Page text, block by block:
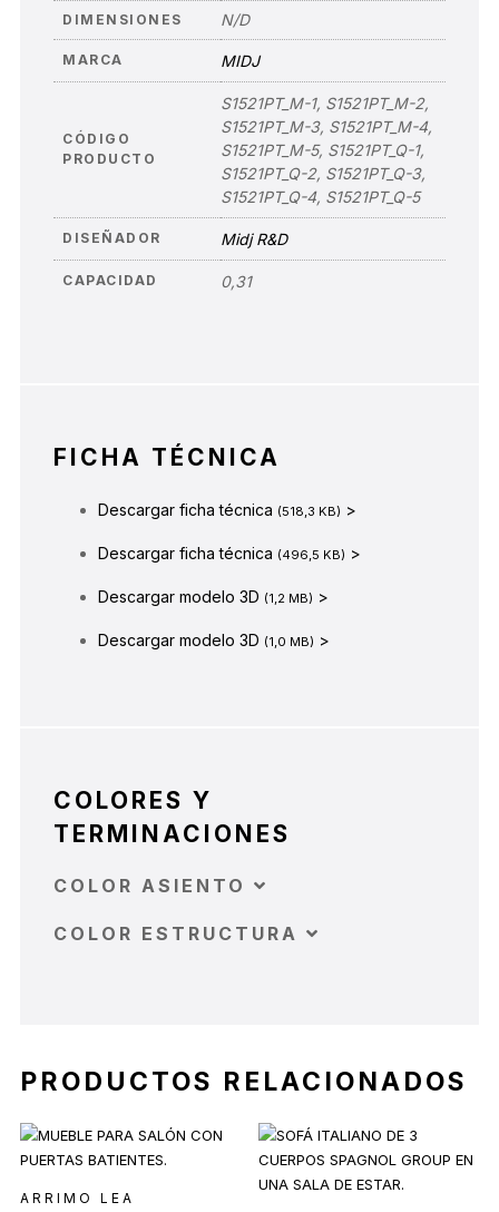
DIMENSIONES N/D
MARCA MIDJ
CÓDIGO
PRODUCTO
S1521PT_M-1, S1521PT_M-2,
S1521PT_M-3, S1521PT_M-4,
S1521PT_M-5, S1521PT_Q-1,
S1521PT_Q-2, S1521PT_Q-3,
S1521PT_Q-4, S1521PT_Q-5
DISEÑADOR Midj R&D
CAPACIDAD 0,31
FICHA TÉCNICA
Descargar ficha técnica (518,3 KB) >
Descargar ficha técnica (496,5 KB) >
Descargar modelo 3D (1,2 MB) >
Descargar modelo 3D (1,0 MB) >
COLORES Y
TERMINACIONES
COLOR ASIENTO
COLOR ESTRUCTURA
PRODUCTOS RELACIONADOS
ARRIMO LEA